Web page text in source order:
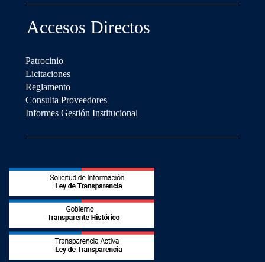
Accesos Directos
Patrocinio
Licitaciones
Reglamento
Consulta Proveedores
Informes Gestión Institucional